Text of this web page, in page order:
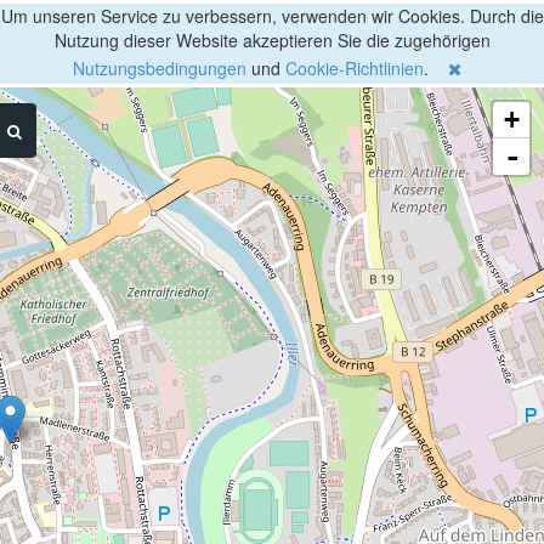
Um unseren Service zu verbessern, verwenden wir Cookies. Durch die
Nutzung dieser Website akzeptieren Sie die zugehörigen
Nutzungsbedingungen und Cookie-Richtlinien.
+
-